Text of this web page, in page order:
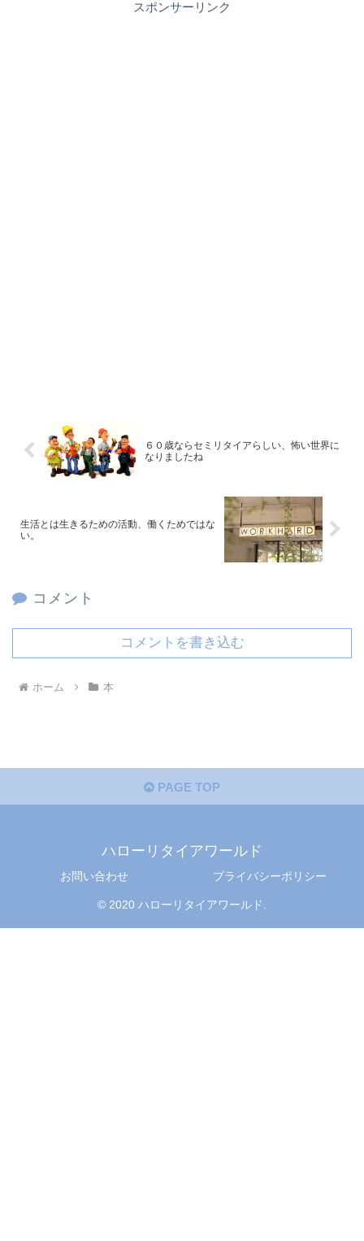
スポンサーリンク
６０歳ならセミリタイアらしい、怖い世界に
なりましたね
生活とは生きるための活動、働くためではな
い。
コメント
コメントを書き込む
ホーム 本
PAGE TOP
ハローリタイアワールド
お問い合わせ プライバシーポリシー
© 2020 ハローリタイアワールド.